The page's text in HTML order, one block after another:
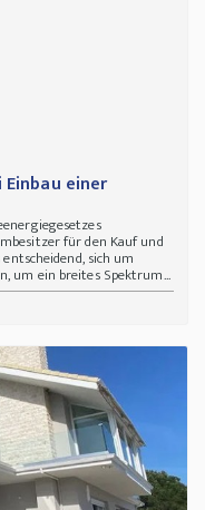
Einbau einer
für den Kauf und
sich um
um ein breites Spektrum...